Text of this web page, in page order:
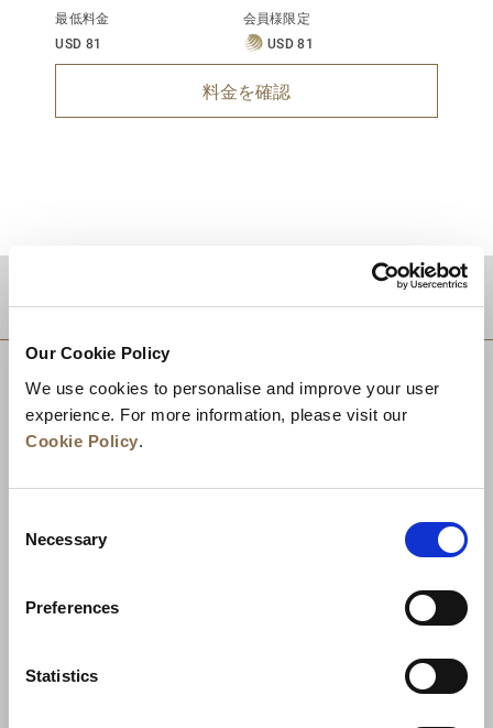
Our Cookie Policy
We use cookies to personalise and improve your user
experience. For more information, please visit our
Cookie Policy.
Selection
Necessary
Preferences
Statistics
最低料金
USD 81
会員様限定
USD 81
料金を確認